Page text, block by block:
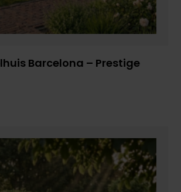
Barcelona – Prestige